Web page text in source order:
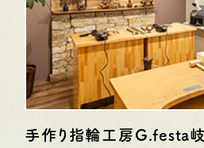
手作り指輪工房G.festa